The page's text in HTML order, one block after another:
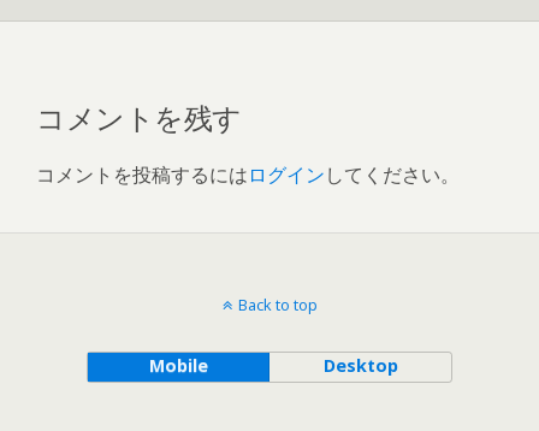
コメントを残す
コメントを投稿するにはログインしてください。
Back to top
Mobile Desktop